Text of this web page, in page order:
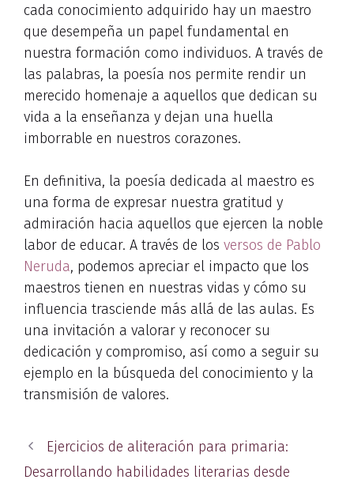
cada conocimiento adquirido hay un maestro
que desempeña un papel fundamental en
nuestra formación como individuos. A través de
las palabras, la poesía nos permite rendir un
merecido homenaje a aquellos que dedican su
vida a la enseñanza y dejan una huella
imborrable en nuestros corazones.
En definitiva, la poesía dedicada al maestro es
una forma de expresar nuestra gratitud y
admiración hacia aquellos que ejercen la noble
labor de educar. A través de los versos de Pablo
Neruda, podemos apreciar el impacto que los
maestros tienen en nuestras vidas y cómo su
influencia trasciende más allá de las aulas. Es
una invitación a valorar y reconocer su
dedicación y compromiso, así como a seguir su
ejemplo en la búsqueda del conocimiento y la
transmisión de valores.
Ejercicios de aliteración para primaria:
Desarrollando habilidades literarias desde